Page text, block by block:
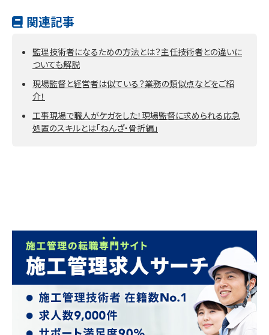
関連記事
監理技術者になるための方法とは？主任技術者との違いに
ついても解説
現場監督と経営者は似ている？業務の類似点などをご紹
介！
工事現場で職人がケガをした！現場監督に求められる応急
処置のスキルとは「ねんざ・骨折編」